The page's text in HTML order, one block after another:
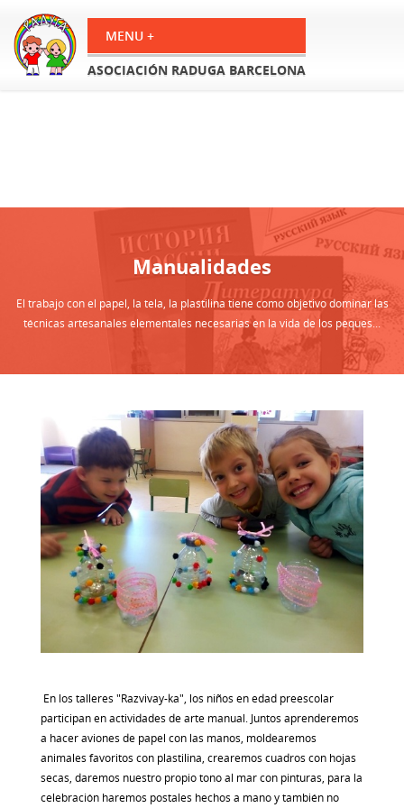
ASOCIACIÓN RADUGA BARCELONA
Manualidades
El trabajo con el papel, la tela, la plastilina tiene como objetivo dominar las
técnicas artesanales elementales necesarias en la vida de los peques...
En los talleres "Razvivay-ka", los niños en edad preescolar
participan en actividades de arte manual. Juntos aprenderemos
a hacer aviones de papel con las manos, moldearemos
animales favoritos con plastilina, crearemos cuadros con hojas
secas, daremos nuestro propio tono al mar con pinturas, para la
celebración haremos postales hechos a mano y también no